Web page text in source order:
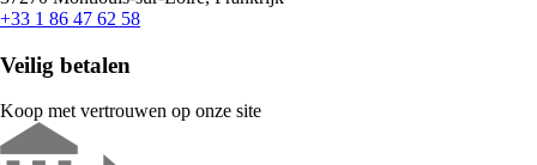
+33 1 86 47 62 58
Veilig betalen
Koop met vertrouwen op onze site